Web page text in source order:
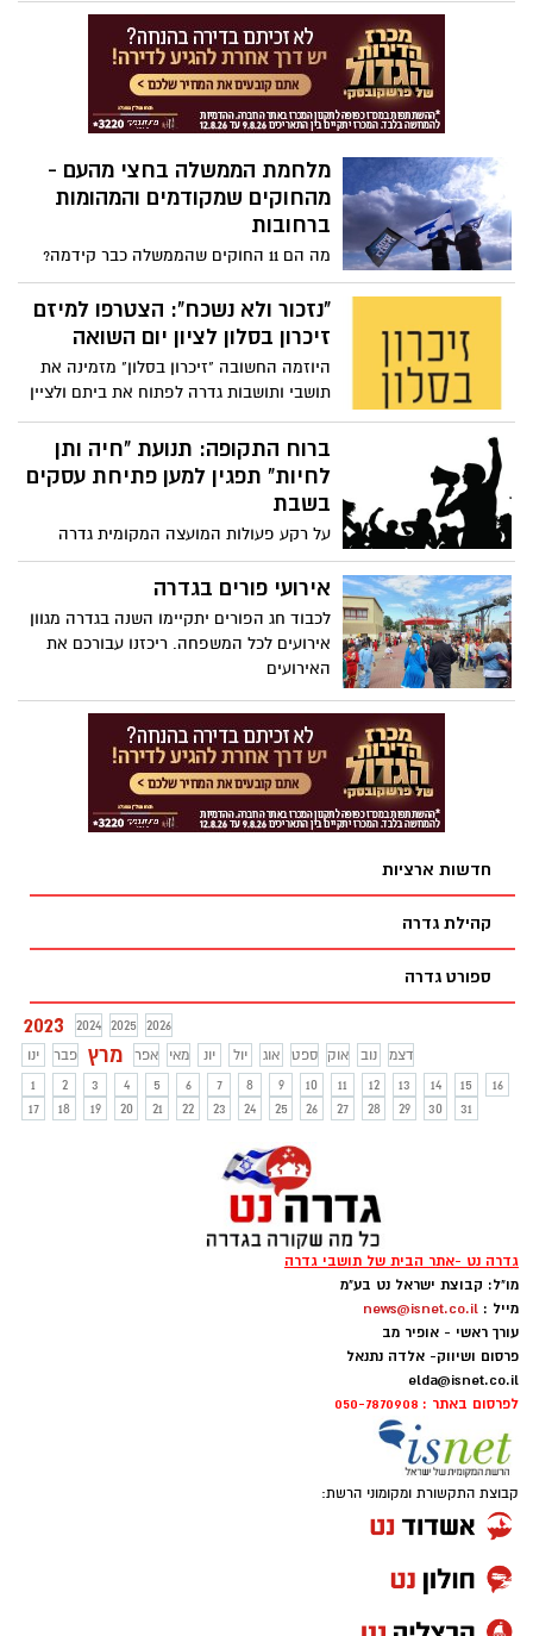
ולייצג אותנו בכבוד
מלחמת הממשלה בחצי מהעם -
מהחוקים שמקודמים והמהומות
ברחובות
מה הם 11 החוקים שהממשלה כבר קידמה?
מה אומרים החוקים החדשים? ומה קורה
ברחובות תל אביב היום בעקבות המהפכה?
כאוס מוחלט!
"נזכור ולא נשכח": הצטרפו למיזם
זיכרון בסלון לציון יום השואה
היוזמה החשובה "זיכרון בסלון" מזמינה את
תושבי ותושבות גדרה לפתוח את ביתם ולציין
את יום השואה במפגש אינטימי ומלא
משמעות
ברוח התקופה: תנועת "חיה ותן
לחיות" תפגין למען פתיחת עסקים
בשבת
על רקע פעולות המועצה המקומית גדרה
לפעול לסגירת עסקים בשבת והחלטת בית
המשפט בעניין מרכולי "סטי מרקט" בשכונת
גולדה, תנועת "חיה ותן לחיות" מתכוונת לקיים
הפגנת תמיכה ומחאה ביום 3.3.23.
אירועי פורים בגדרה
לכבוד חג הפורים יתקיימו השנה בגדרה מגוון
אירועים לכל המשפחה. ריכזנו עבורכם את
האירועים
חדשות ארציות
קהילת גדרה
ספורט גדרה
2023 2024 2025
2026
ינו
פבר מרץ אפר מאי יונ יול אוג ספט אוק נוב
דצמ
1
2 3 4 5 6 7 8 9 10 11 12 13 14 15
16
17
18 19 20 21 22 23 24 25 26 27 28 29 30 31
גדרה נט -אתר הבית של תושבי גדרה
מו"ל: קבוצת ישראל נט בע"מ
מייל : news@isnet.co.il
עורך ראשי - אופיר מב
פרסום ושיווק- אלדה נתנאל
elda@isnet.co.il
לפרסום באתר : 050-7870908
קבוצת התקשורת ומקומוני הרשת: